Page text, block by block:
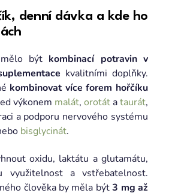
denní dávka a kde ho
být kombinací potravin v
kvalitními doplňky.
kombinovat více forem hořčíku
výkonem malát, orotát ataurát,
a podporu nervového systému
bisglycinát.
oxidu, laktátu a glutamátu,
využitelnost a vstřebatelnost.
člověka by měla být3 mg až